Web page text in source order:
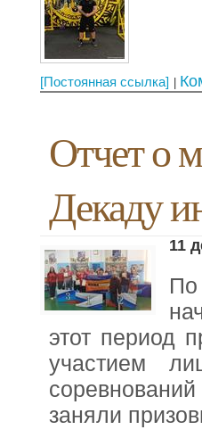
[Постоянная ссылка]
Отчет о
Декаду
11
этот период
участием
заняли